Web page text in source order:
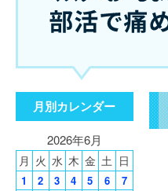
月別カレンダー
2026年6月
月 火 水 木 金 土 日
1 2 3 4 5 6
7